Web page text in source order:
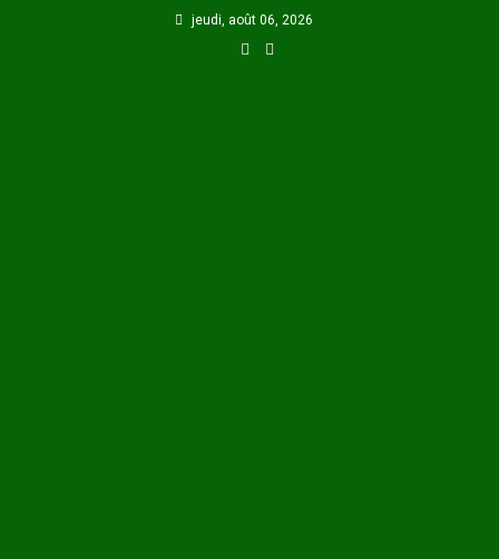
jeudi, août 06, 2026